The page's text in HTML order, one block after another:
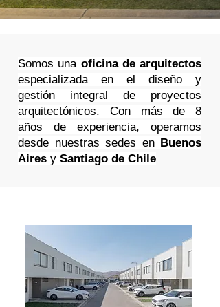
Somos una oficina de arquitectos
especializada en el diseño y
gestión integral de proyectos
arquitectónicos. Con más de 8
años de experiencia, operamos
desde nuestras sedes en Buenos
Aires y Santiago de Chile